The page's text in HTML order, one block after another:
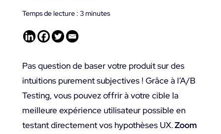
Temps de lecture : 3minutes
Pas question de baser votre produit sur des
intuitions purement subjectives ! Grâce à l’A/B
Testing, vous pouvez offrir à votre cible la
meilleure expérience utilisateur possible en
testant directement vos hypothèses UX.Zoom